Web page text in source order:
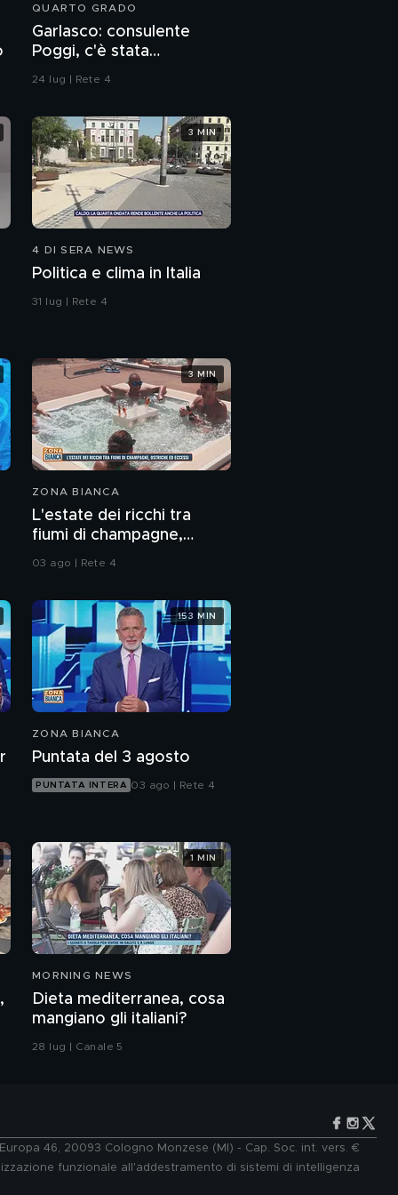
QUARTO GRADO
Garlasco: consulente
Poggi, c'è stata
contaminazione sulle
24 lug | Rete 4
4 DI SERA NEWS
Politica e clima in Italia
31 lug | Rete 4
3 MIN
ZONA BIANCA
L'estate dei ricchi tra
fiumi di champagne,
ostriche ed eccessi
03 ago | Rete 4
3 MIN
ZONA BIANCA
Puntata del 3 agosto
PUNTATA INTERA 03 ago | Rete 4
153 MIN
MORNING NEWS
Dieta mediterranea, cosa
mangiano gli italiani?
28 lug | Canale 5
1 MIN
46, 20093 Cologno Monzese (MI) - Cap. Soc. int. vers. €
funzionale all'addestramento di sistemi di intelligenza